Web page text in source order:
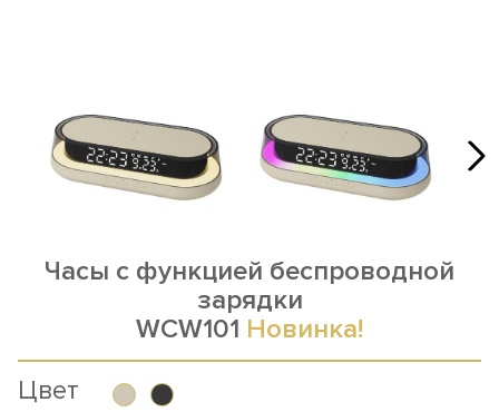
Часы с функцией беспроводной
зарядки
WCW101 Новинка!
Цвет